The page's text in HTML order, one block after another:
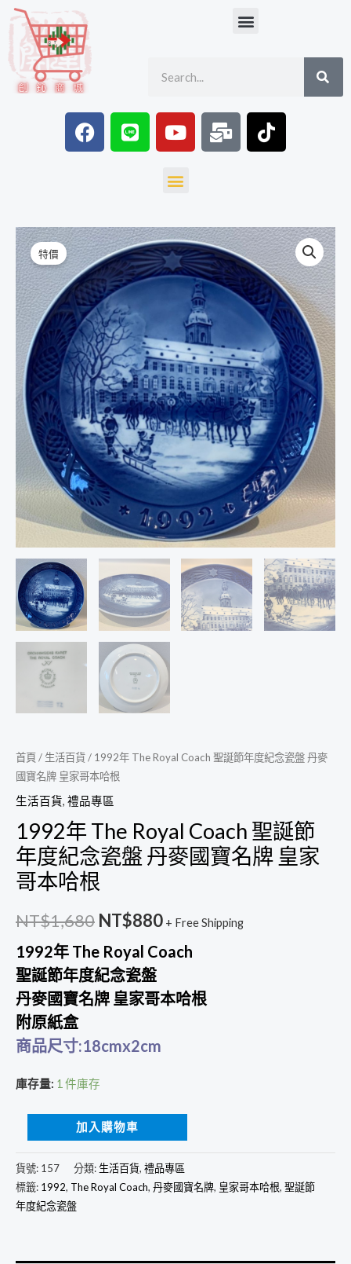
主
Menu
F
a
o
k
L
i
Y
o
t
e
M
a
u
l
k
T
i
Menu
特價
首頁/ 生活百貨/ 1992年 The Royal Coach 聖誕節年度紀念瓷盤 丹麥
國寶名牌 皇家哥本哈根
生活百貨, 禮品專區
1992年 The Royal Coach 聖誕節
年度紀念瓷盤 丹麥國寶名牌 皇家
哥本哈根
NT$1,680
原
始
價
格：
NT$1,680。
NT$880
目
前
格：
NT$880。
+ Free Shipping
1992年 The Royal Coach
聖誕節年度紀念瓷盤
丹麥國寶名牌 皇家哥本哈根
附原紙盒
商品尺寸:18cmx2cm
庫存量: 1 件庫存
1992
年
The
Royal
Coach
聖
誕
節
年
瓷
國
寶
名
牌
根
量
加入購物車
貨號: 157 分類:生活百貨, 禮品專區
標籤: 1992, The Royal Coach, 丹麥國寶名牌, 皇家哥本哈根, 聖誕節
年度紀念瓷盤